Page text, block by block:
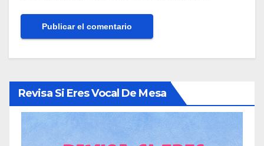
Revisa Si Eres Vocal De Mesa